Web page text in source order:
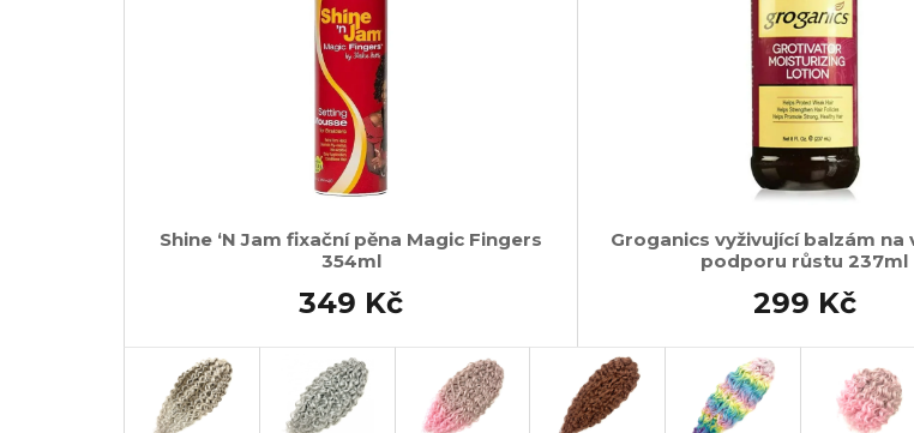
Shine ‘N Jam fixační pěna Magic Fingers
354ml
349 Kč
Groganics vyživující balzám na
podporu růstu 237ml
299 Kč